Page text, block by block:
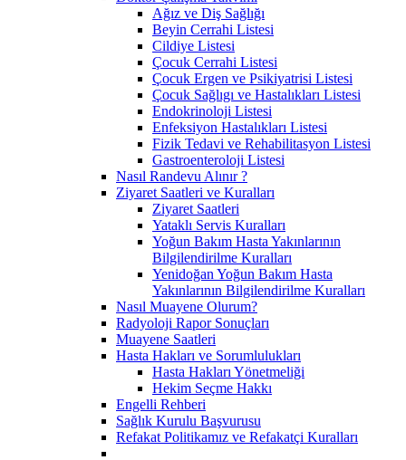
Ağız ve Diş Sağlığı
Beyin Cerrahi Listesi
Cildiye Listesi
Çocuk Cerrahi Listesi
Çocuk Ergen ve Psikiyatrisi Listesi
Çocuk Sağlıgı ve Hastalıkları Listesi
Endokrinoloji Listesi
Enfeksiyon Hastalıkları Listesi
Fizik Tedavi ve Rehabilitasyon Listesi
Gastroenteroloji Listesi
Nasıl Randevu Alınır ?
Ziyaret Saatleri ve Kuralları
Ziyaret Saatleri
Yataklı Servis Kuralları
Yoğun Bakım Hasta Yakınlarının
Bilgilendirilme Kuralları
Yenidoğan Yoğun Bakım Hasta
Yakınlarının Bilgilendirilme Kuralları
Nasıl Muayene Olurum?
Radyoloji Rapor Sonuçları
Muayene Saatleri
Hasta Hakları ve Sorumlulukları
Hasta Hakları Yönetmeliği
Hekim Seçme Hakkı
Engelli Rehberi
Sağlık Kurulu Başvurusu
Refakat Politikamız ve Refakatçi Kuralları